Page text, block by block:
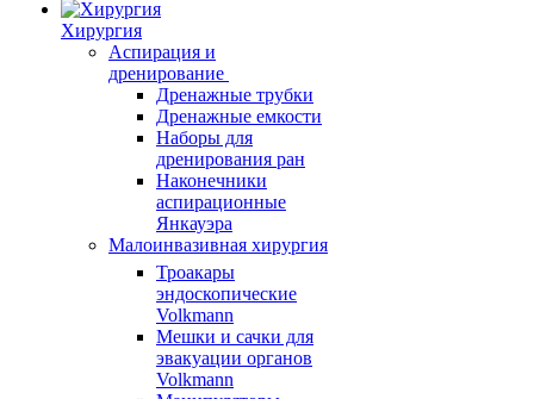
Хирургия
Аспирация и
дренирование
Дренажные трубки
Дренажные емкости
Наборы для
дренирования ран
Наконечники
аспирационные
Янкауэра
Малоинвазивная хирургия
Троакары
эндоскопические
Volkmann
Мешки и сачки для
эвакуации органов
Volkmann